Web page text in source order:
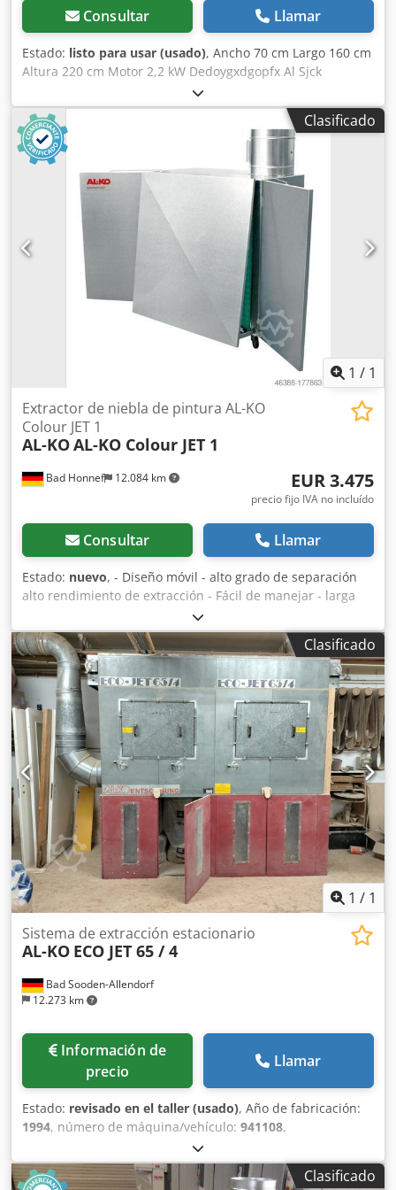
Consultar Llamar
Estado: listo para usar (usado), Ancho 70 cm Largo 160 cm
Altura 220 cm Motor 2,2 kW Dedoygxdgopfx Al Sjck
Clasificado
1 / 1
Bad Honnef 12.084 km
Extractor de niebla de pintura AL-KO
Colour JET 1
AL-KOAL-KO Colour JET 1
EUR 3.475
precio fijo IVA no incluído
Consultar Llamar
Estado: nuevo, - Diseño móvil - alto grado de separación
alto rendimiento de extracción - Fácil de manejar - larga
vida útil del filtro por tanto, poco tiempo de inactividad -
más flexible gracias a la tecnología de extracción con
sistema de placa frontal - certificado para ATEX Zona 2 -----
Datos técnicos ----- Dsdpfsu T Hrpsx Al Ssck Caudal de aire:
4.600 m³/h, presión utilizable: 500 Pa, Superficie filtrante
con prefiltro y filtro fino: 1 m², Ø de conexión: 300 mm,
Motor 400 V: 1,5 kW, Velocidad del motor: 1.410 rpm,
Dimensiones (LxAxA) abierto: 1.897 x 1.405 x 1.144 mm,
Dimensiones (LxAnxAl) cerrada: 1.012 x 1.405 x 912 mm,
Peso: 175 kg + 5 m de cable con enchufe y válvula de
mariposa
Clasificado
1 / 1
Bad Sooden-Allendorf
12.273 km
Sistema de extracción estacionario
AL-KO ECO JET 65 / 4
Información de
precio
Llamar
Estado: revisado en el taller (usado), Año de fabricación:
1994, número de máquina/vehículo: 941108,
totalmente funcional
mm, longitud total:2.580 mm, ancho total:1.000 mm,
Sistema de extracción compacto con 3 sacos para virutas –
Clasificado